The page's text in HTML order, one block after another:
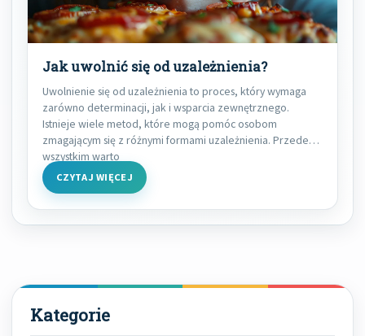
Jak uwolnić się od uzależnienia?
Uwolnienie się od uzależnienia to proces, który wymaga
zarówno determinacji, jak i wsparcia zewnętrznego.
Istnieje wiele metod, które mogą pomóc osobom
zmagającym się z różnymi formami uzależnienia. Przede
wszystkim warto
CZYTAJ WIĘCEJ